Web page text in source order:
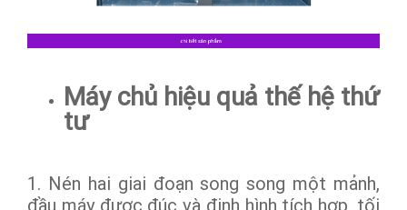
Máy chủ hiệu quả thế hệ thứ
tư
1. Nén hai giai đoạn song song một mảnh,
đầu máy được đúc và định hình tích hợp, tối